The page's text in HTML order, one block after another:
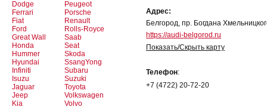
Dodge
Ferrari
Fiat
Ford
Great Wall
Honda
Hummer
Hyundai
Infiniti
Isuzu
Jaguar
Jeep
Kia
Peugeot
Porsche
Renault
Rolls-Royce
Saab
Seat
Skoda
SsangYong
Subaru
Suzuki
Toyota
Volkswagen
Volvo
Адрес:
Белгород, пр. Богдана
https://audi-belgorod.ru
Показать/Скрыть карту
Телефон:
+7 (4722) 20-72-20